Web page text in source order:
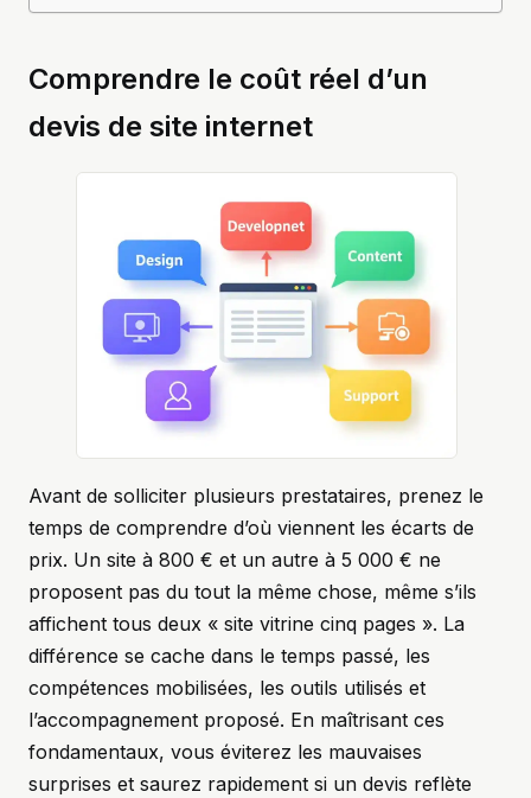
Comprendre le coût réel d’un
devis de site internet
Avant de solliciter plusieurs prestataires, prenez le
temps de comprendre d’où viennent les écarts de
prix. Un site à 800 € et un autre à 5 000 € ne
proposent pas du tout la même chose, même s’ils
affichent tous deux « site vitrine cinq pages ». La
différence se cache dans le temps passé, les
compétences mobilisées, les outils utilisés et
l’accompagnement proposé. En maîtrisant ces
fondamentaux, vous éviterez les mauvaises
surprises et saurez rapidement si un devis reflète